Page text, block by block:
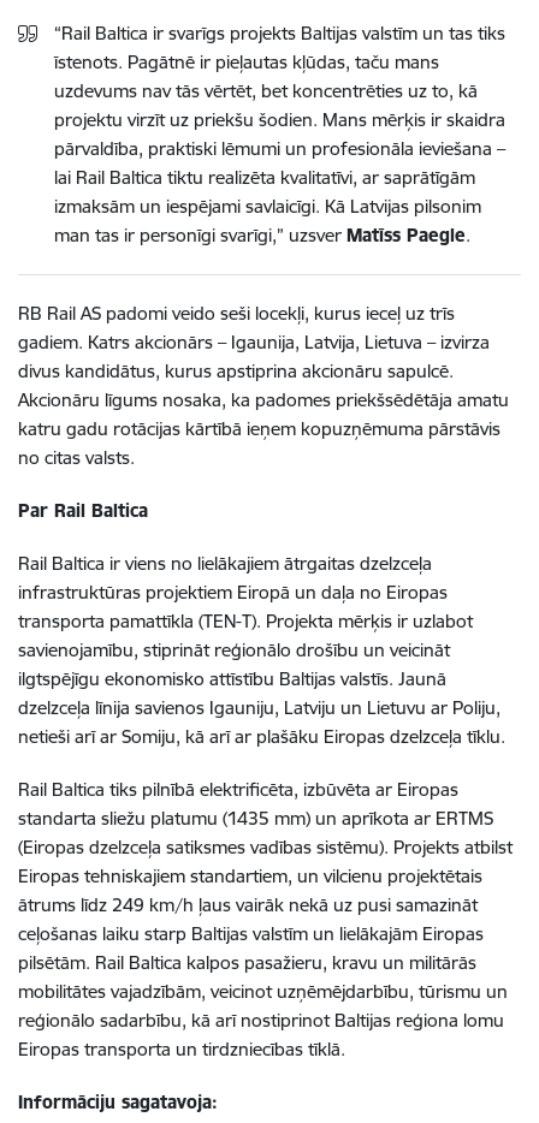
“Rail Baltica ir svarīgs projekts Baltijas valstīm un tas tiks
īstenots. Pagātnē ir pieļautas kļūdas, taču mans
uzdevums nav tās vērtēt, bet koncentrēties uz to, kā
projektu virzīt uz priekšu šodien. Mans mērķis ir skaidra
pārvaldība, praktiski lēmumi un profesionāla ieviešana –
lai Rail Baltica tiktu realizēta kvalitatīvi, ar saprātīgām
izmaksām un iespējami savlaicīgi. Kā Latvijas pilsonim
man tas ir personīgi svarīgi,” uzsver Matīss Paegle.
RB Rail AS padomi veido seši locekļi, kurus ieceļ uz trīs
gadiem. Katrs akcionārs – Igaunija, Latvija, Lietuva – izvirza
divus kandidātus, kurus apstiprina akcionāru sapulcē.
Akcionāru līgums nosaka, ka padomes priekšsēdētāja amatu
katru gadu rotācijas kārtībā ieņem kopuzņēmuma pārstāvis
no citas valsts.
Par Rail Baltica
Rail Baltica ir viens no lielākajiem ātrgaitas dzelzceļa
infrastruktūras projektiem Eiropā un daļa no Eiropas
transporta pamattīkla (TEN-T). Projekta mērķis ir uzlabot
savienojamību, stiprināt reģionālo drošību un veicināt
ilgtspējīgu ekonomisko attīstību Baltijas valstīs. Jaunā
dzelzceļa līnija savienos Igauniju, Latviju un Lietuvu ar Poliju,
netieši arī ar Somiju, kā arī ar plašāku Eiropas dzelzceļa tīklu.
Rail Baltica tiks pilnībā elektrificēta, izbūvēta ar Eiropas
standarta sliežu platumu (1435 mm) un aprīkota ar ERTMS
(Eiropas dzelzceļa satiksmes vadības sistēmu). Projekts atbilst
Eiropas tehniskajiem standartiem, un vilcienu projektētais
ātrums līdz 249 km/h ļaus vairāk nekā uz pusi samazināt
ceļošanas laiku starp Baltijas valstīm un lielākajām Eiropas
pilsētām. Rail Baltica kalpos pasažieru, kravu un militārās
mobilitātes vajadzībām, veicinot uzņēmējdarbību, tūrismu un
reģionālo sadarbību, kā arī nostiprinot Baltijas reģiona lomu
Eiropas transporta un tirdzniecības tīklā.
Informāciju sagatavoja: